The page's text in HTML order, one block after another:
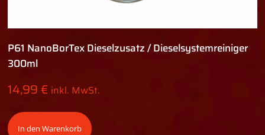
P61 NanoBorTex Dieselzusatz / Dieselsystemreiniger
300ml
14,99€ inkl. MwSt.
In den Warenkorb